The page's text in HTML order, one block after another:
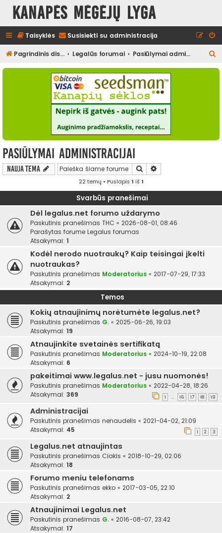
Kanapės mėgėjų lyga
Taisyklės Susisiekti su administracija
Pagrindinis diskusijų puslapis Legalūs forumai Pasiūlymai administracijai
e
Pasiūlymai administracijai
Nauja tema Ieškoti
22 temų • Puslapis 1 iš 1
Svarbūs pranešimai
Dėl legalus.net forumo uždarymo
Paskutinis pranešimas THC « 2026-08-01, 08:46
Parašytas forume Legalus forumas
Atsakymai: 1
Kodėl nerodo nuotraukų? Kaip teisingai įkelti
nuotraukas?
Paskutinis pranešimas Moderatorius « 2017-07-29, 17:33
Atsakymai: 2
Temos
Kokių atnaujinimų norėtumėte legalus.net?
Paskutinis pranešimas G. « 2025-06-26, 19:03
Atsakymai: 19
Atnaujinkite svetainės sertifikatą
Paskutinis pranešimas Moderatorius « 2024-10-19, 22:08
Atsakymai: 6
pakeitimai www.legalus.net - jusu nuomonės!
Paskutinis pranešimas Moderatorius « 2022-04-28, 18:26
Atsakymai: 369 1 … 16 17 18 19
Administracijai
Paskutinis pranešimas nenaudelis « 2021-04-02, 21:09
Atsakymai: 45 1 2 3
Legalus.net atnaujintas
Paskutinis pranešimas Ciakis « 2018-10-29, 02:06
Atsakymai: 18
Forumo meniu telefonams
Paskutinis pranešimas ekko « 2017-03-05, 22:10
Atsakymai: 2
Atnaujinimai Legalus.net
Paskutinis pranešimas G. « 2016-08-07, 23:42
Atsakymai: 17